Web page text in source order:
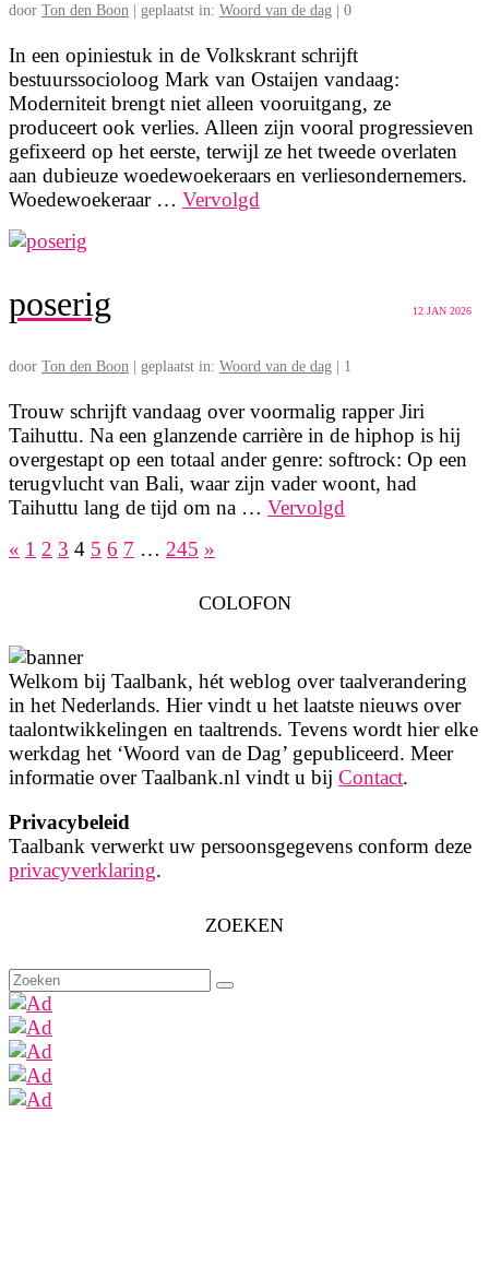
door Ton den Boon geplaatst in: Woord van de dag 0
In een opiniestuk in de Volkskrant schrijft
bestuurssocioloog Mark van Ostaijen vandaag:
Moderniteit brengt niet alleen vooruitgang, ze
produceert ook verlies. Alleen zijn vooral progressieven
gefixeerd op het eerste, terwijl ze het tweede overlaten
aan dubieuze woedewoekeraars en verliesondernemers.
Woedewoekeraar … Vervolgd
12 JAN 2026
poserig
door Ton den Boon geplaatst in: Woord van de dag 1
Trouw schrijft vandaag over voormalig rapper Jiri
Taihuttu. Na een glanzende carrière in de hiphop is hij
overgestapt op een totaal ander genre: softrock: Op een
terugvlucht van Bali, waar zijn vader woont, had
Taihuttu lang de tijd om na … Vervolgd
Berichten
« 1 2 3 4 5 6 7 … 245 »
COLOFON
Welkom bij Taalbank, hét weblog over taalverandering
in het Nederlands. Hier vindt u het laatste nieuws over
taalontwikkelingen en taaltrends. Tevens wordt hier elke
werkdag het ‘Woord van de Dag’ gepubliceerd. Meer
informatie over Taalbank.nl vindt u bij Contact.
Privacybeleid
Taalbank verwerkt uw persoonsgegevens conform deze
privacyverklaring.
ZOEKEN
Zoeken
naar: